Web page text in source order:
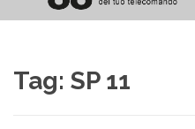
contenuto
Tag: SP 11